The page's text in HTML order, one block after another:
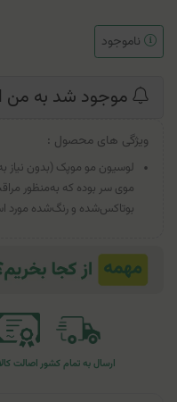
ناموجود
موجود شد به من
ویژگی های محصول :
لوسیون مو موپک (بدون نیاز
موی سر بوده که به‌منظور
بوتاکس‌شده و رنگ‌شده مورد
ارسال به تمام کشوراصالت کالا